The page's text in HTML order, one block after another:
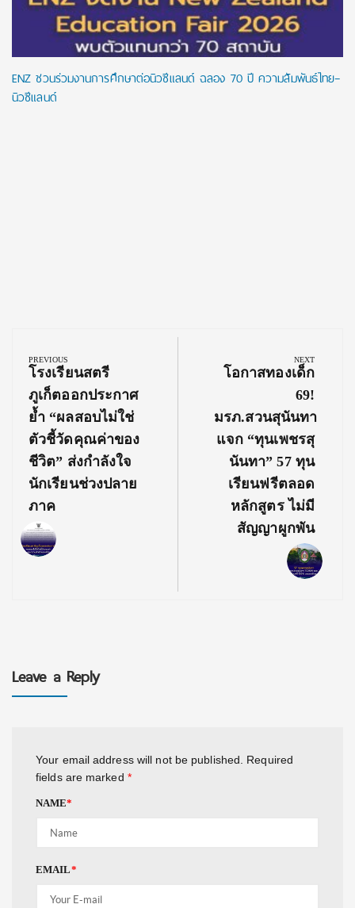
ENZ ชวนร่วมงานการศึกษาต่อนิวซีแลนด์ ฉลอง 70 ปี ความสัมพันธ์ไทย–
นิวซีแลนด์
navigation
PREVIOUS
Previous
Post:
โรงเรียนสตรี
ภูเก็ตออกประกาศ
ย้ำ “ผลสอบไม่ใช่
ตัวชี้วัดคุณค่าของ
ชีวิต” ส่งกำลังใจ
นักเรียนช่วงปลาย
ภาค
NEXT
Next
โอกาสทองเด็ก
69!
มรภ.สวนสุนันทา
แจก “ทุนเพชรสุ
นันทา” 57 ทุน
เรียนฟรีตลอด
หลักสูตร ไม่มี
สัญญาผูกพัน
Leave a Reply
Your email address will not be published. Required
fields are marked *
NAME*
EMAIL*